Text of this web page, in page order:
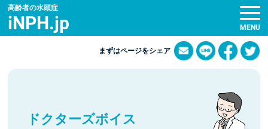
高齢者の水頭症
iNPH.jp
まずはページをシェア
ドクターズボイス